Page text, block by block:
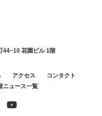
44−10 花園ビル 1階
アクセス
コンタクト
ニュース一覧